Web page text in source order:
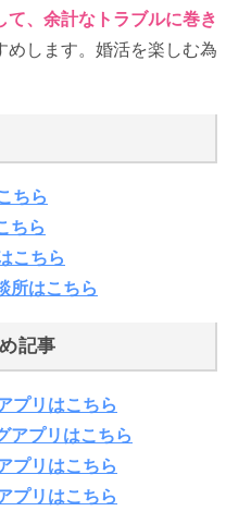
、余計なトラブルに巻き
めします。婚活を楽しむ為
ちら
ちら
こちら
所はこちら
記事
プリはこちら
アプリはこちら
プリはこちら
プリはこちら